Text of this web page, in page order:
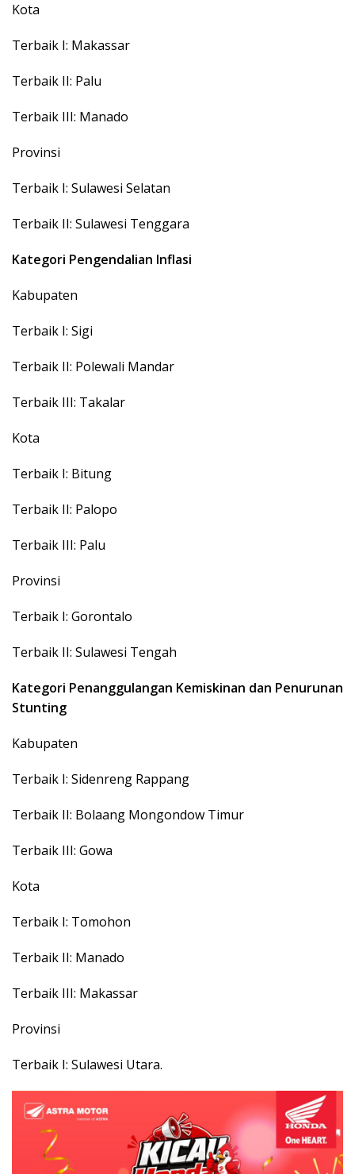
Kota
Terbaik I: Makassar
Terbaik II: Palu
Terbaik III: Manado
Provinsi
Terbaik I: Sulawesi Selatan
Terbaik II: Sulawesi Tenggara
Kategori Pengendalian Inflasi
Kabupaten
Terbaik I: Sigi
Terbaik II: Polewali Mandar
Terbaik III: Takalar
Kota
Terbaik I: Bitung
Terbaik II: Palopo
Terbaik III: Palu
Provinsi
Terbaik I: Gorontalo
Terbaik II: Sulawesi Tengah
Kategori Penanggulangan Kemiskinan dan Penurunan
Stunting
Kabupaten
Terbaik I: Sidenreng Rappang
Terbaik II: Bolaang Mongondow Timur
Terbaik III: Gowa
Kota
Terbaik I: Tomohon
Terbaik II: Manado
Terbaik III: Makassar
Provinsi
Terbaik I: Sulawesi Utara.